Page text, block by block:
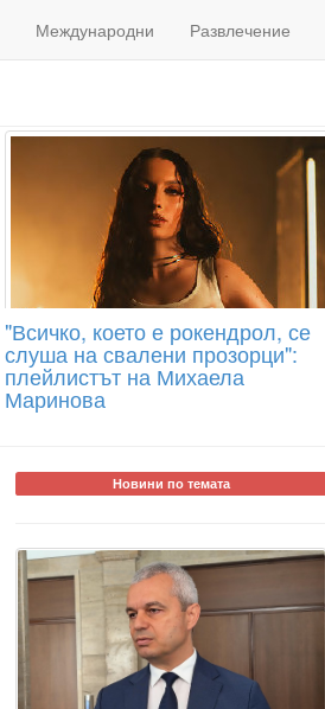
Международни Развлечение
"Всичко, което е рокендрол, се
слуша на свалени прозорци":
плейлистът на Михаела
Маринова
Новини по темата